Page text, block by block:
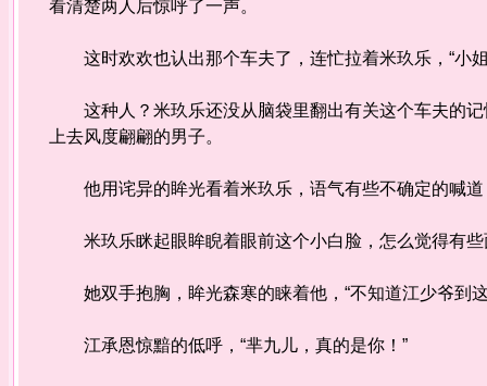
看清楚两人后惊呼了一声。
这时欢欢也认出那个车夫了，连忙拉着米玖乐，“小
这种人？米玖乐还没从脑袋里翻出有关这个车夫的记
上去风度翩翩的男子。
他用诧异的眸光看着米玖乐，语气有些不确定的喊道
米玖乐眯起眼眸睨着眼前这个小白脸，怎么觉得有些
她双手抱胸，眸光森寒的睐着他，“不知道江少爷到
江承恩惊黯的低呼，“芈九儿，真的是你！”